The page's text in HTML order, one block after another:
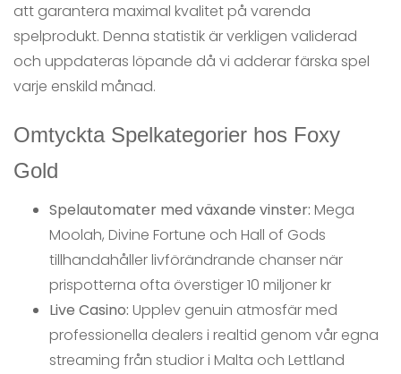
att garantera maximal kvalitet på varenda
spelprodukt. Denna statistik är verkligen validerad
och uppdateras löpande då vi adderar färska spel
varje enskild månad.
Omtyckta Spelkategorier hos Foxy
Gold
Spelautomater med växande vinster: Mega
Moolah, Divine Fortune och Hall of Gods
tillhandahåller livförändrande chanser när
prispotterna ofta överstiger 10 miljoner kr
Live Casino: Upplev genuin atmosfär med
professionella dealers i realtid genom vår egna
streaming från studior i Malta och Lettland